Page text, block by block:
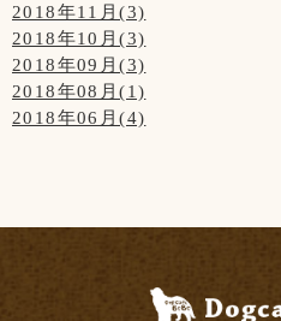
2018年11月(3)
2018年10月(3)
2018年09月(3)
2018年08月(1)
2018年06月(4)